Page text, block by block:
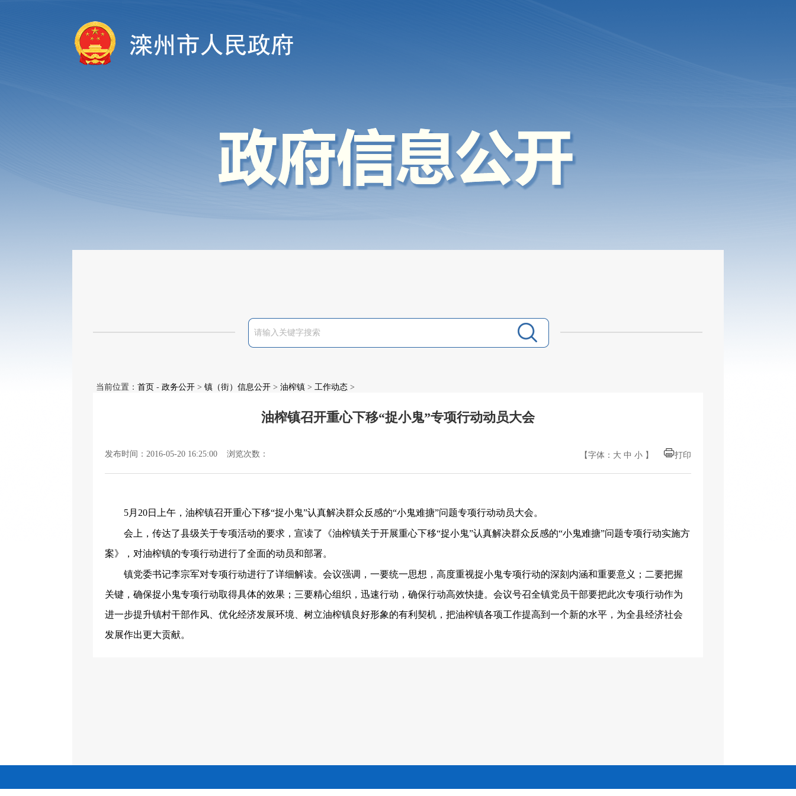
当前位置： 首页 - 政务公开 > 镇（街）信息公开 > 油榨镇 > 工作动态 >
油榨镇召开重心下移“捉小鬼”专项行动动员大会
发布时间：2016-05-20 16:25:00 浏览次数： 【字体： 大 中 小 】 打印
5月 20日上午，油榨镇召开重心下移“捉小鬼”认真解决群众反感的“小鬼难搪”问题专项行动动员大会。
会上，传达了县级关于专项活动的要求，宣读了《油榨镇关于开展重心下移“捉小鬼”认真解决群众反感的“小鬼难搪”问题专项行动实施方
案》，对油榨镇的专项行动进行了全面的动员和部署。
镇党委书记李宗军对专项行动进行了详细解读。会议强调，一要统一思想，高度重视捉小鬼专项行动的深刻内涵和重要意义；二要把握
关键，确保捉小鬼专项行动取得具体的效果；三要精心组织，迅速行动，确保行动高效快捷。会议号召全镇党员干部要把此次专项行动作为
进一步提升镇村干部作风、优化经济发展环境、树立油榨镇良好形象的有利契机，把油榨镇各项工作提高到一个新的水平，为全县经济社会
发展作出更大贡献。